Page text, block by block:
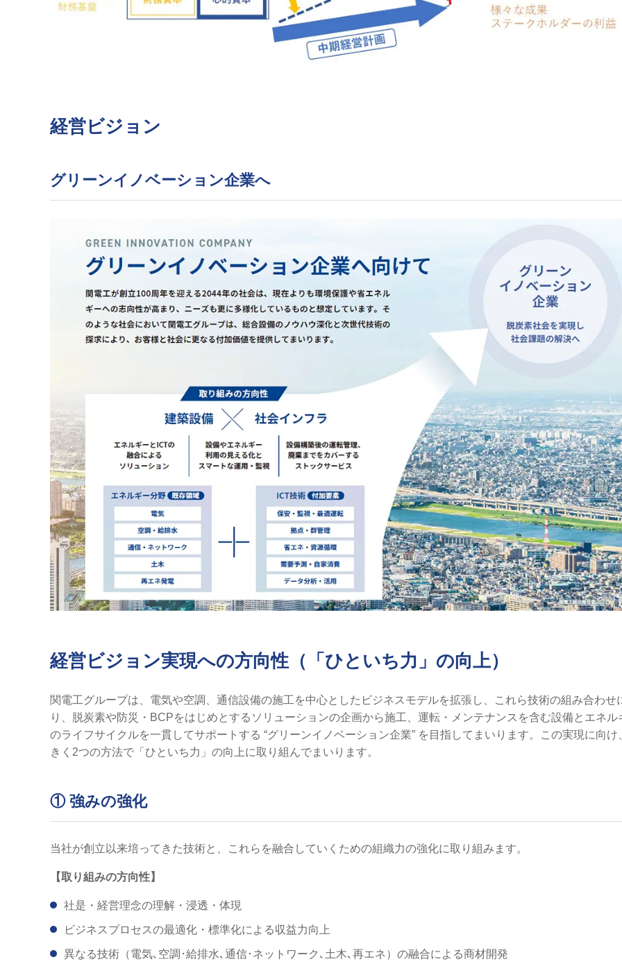
経営ビジョン
グリーンイノベーション企業へ
経営ビジョン実現への方向性（「ひといち力」の向上）
関電工グループは、電気や空調、通信設備の施工を中心としたビジネスモデルを拡張し、これら技術の組み合わせ
り、脱炭素や防災・BCPをはじめとするソリューションの企画から施工、運転・メンテナンスを含む設備とエネル
のライフサイクルを一貫してサポートする “グリーンイノベーション企業” を目指してまいります。この実現に向け
きく2つの方法で「ひといち力」の向上に取り組んでまいります。
① 強みの強化
当社が創立以来培ってきた技術と、これらを融合していくための組織力の強化に取り組みます。
【取り組みの方向性】
社是・経営理念の理解・浸透・体現
ビジネスプロセスの最適化・標準化による収益力向上
異なる技術（電気､空調･給排水､通信･ネットワーク､土木､再エネ）の融合による商材開発